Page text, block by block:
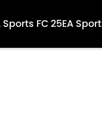
Sports FC 25EA